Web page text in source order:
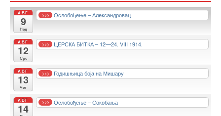
АВГ
9
Нед
>>> Ослобођење – Александровац
АВГ
12
Сре
>>> ЦЕРСКА БИТКА – 12—24. VIII 1914.
АВГ
13
Чет
>>> Годишњица боја на Мишару
АВГ
14 >>> Ослобођење – Сокобања